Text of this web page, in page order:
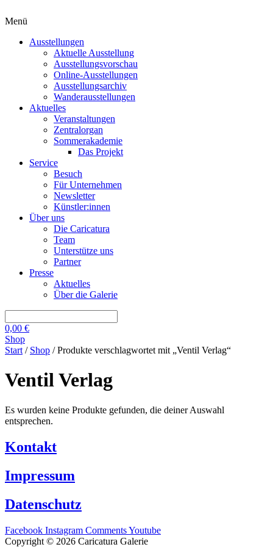
Menü
Ausstellungen
Aktuelle Ausstellung
Ausstellungsvorschau
Online-Ausstellungen
Ausstellungsarchiv
Wanderausstellungen
Aktuelles
Veranstaltungen
Zentralorgan
Sommerakademie
Das Projekt
Service
Besuch
Für Unternehmen
Newsletter
Künstler:innen
Über uns
Die Caricatura
Team
Unterstütze uns
Partner
Presse
Aktuelles
Über die Galerie
0,00 €
Shop
Start / Shop / Produkte verschlagwortet mit „Ventil Verlag“
Ventil Verlag
Es wurden keine Produkte gefunden, die deiner Auswahl
entsprechen.
Kontakt
Impressum
Datenschutz
Facebook Instagram CommentsYoutube
Copyright © 2026 Caricatura Galerie